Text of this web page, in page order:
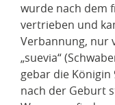
wurde nach dem
vertrieben und
Verbannung, nur
„suevia“
gebar die Königin
nach der Geburt